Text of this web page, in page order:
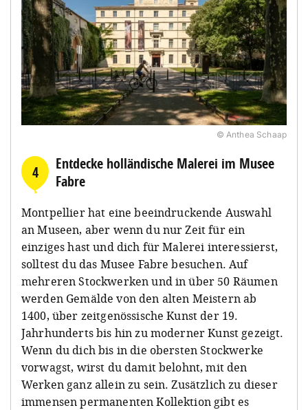
© Anthea Schaap
4
Entdecke holländische Malerei im Musee
Fabre
Montpellier hat eine beeindruckende Auswahl
an Museen, aber wenn du nur Zeit für ein
einziges hast und dich für Malerei interessierst,
solltest du das Musee Fabre besuchen. Auf
mehreren Stockwerken und in über 50 Räumen
werden Gemälde von den alten Meistern ab
1400, über zeitgenössische Kunst der 19.
Jahrhunderts bis hin zu moderner Kunst gezeigt.
Wenn du dich bis in die obersten Stockwerke
vorwagst, wirst du damit belohnt, mit den
Werken ganz allein zu sein. Zusätzlich zu dieser
immensen permanenten Kollektion gibt es